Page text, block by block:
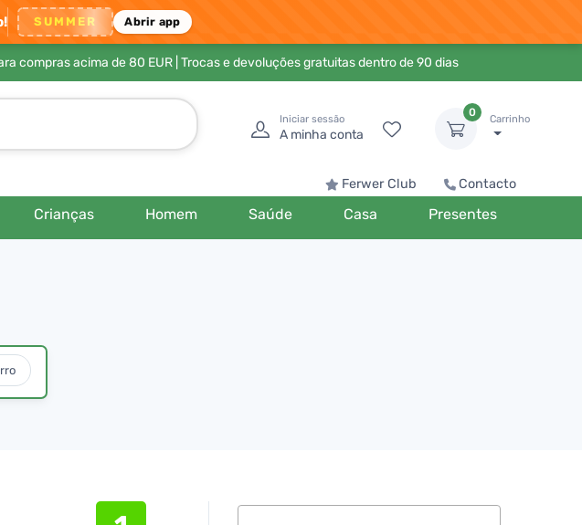
SUMMER Abrir app
compras acima de 80 EUR| Trocas e devoluções gratuitas dentro de 90 dias
Iniciar sessão
A minha conta
0
Carrinho
Ferwer Club Contacto
Crianças Homem Saúde Casa Presentes